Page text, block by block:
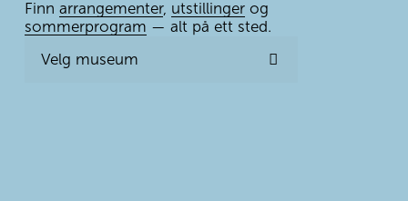
Finn arrangementer, utstillinger
sommerprogram — alt på ett sted.
Velg museum